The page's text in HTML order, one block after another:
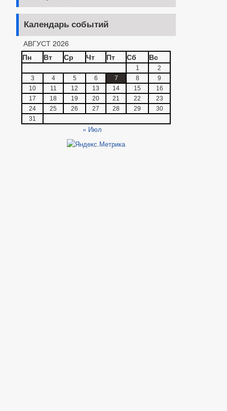
Календарь событий
АВГУСТ 2026
Пн
Вт Ср Чт Пт Сб Вс
1
2
3
4 5 6 7 8
9
10
11 12 13 14 15
16
17
18 19 20 21 22
23
24
25 26 27 28 29
30
31
« Июл